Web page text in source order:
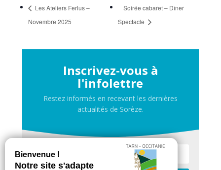
Les Ateliers Ferlus –
Novembre 2025
Soirée cabaret – Dîner
Spectacle
Inscrivez-vous à
l'infolettre
Restez informés en recevant les dernières
actualités de Sorèze.